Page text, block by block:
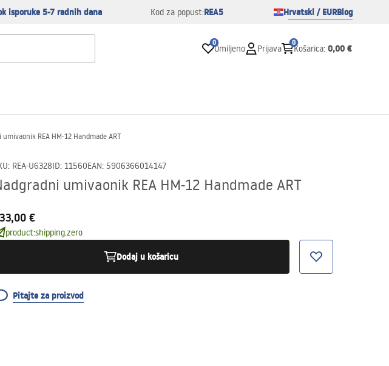
isporuke 5-7 radnih dana Kod za popust:REA5 Hrvatski / EURBlog
0
Omiljeno Prijava
0
Košarica: 0,00 €
umivaonik REA HM-12 Handmade ART
: REA-U6328ID: 11560EAN: 5906366014147
umivaonik REA HM-12 Handmade ART
€
product:shipping.zero
Dodaj u košaricu
Pitajte za proizvod